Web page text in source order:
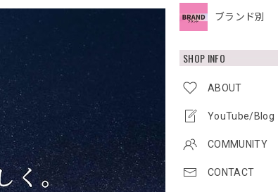
ブランド別
SHOP INFO
ABOUT
YouTube/Blog
COMMUNITY
CONTACT